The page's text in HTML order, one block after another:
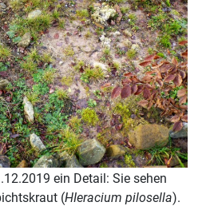
ein Detail: Sie sehen
(HIeracium pilosella).